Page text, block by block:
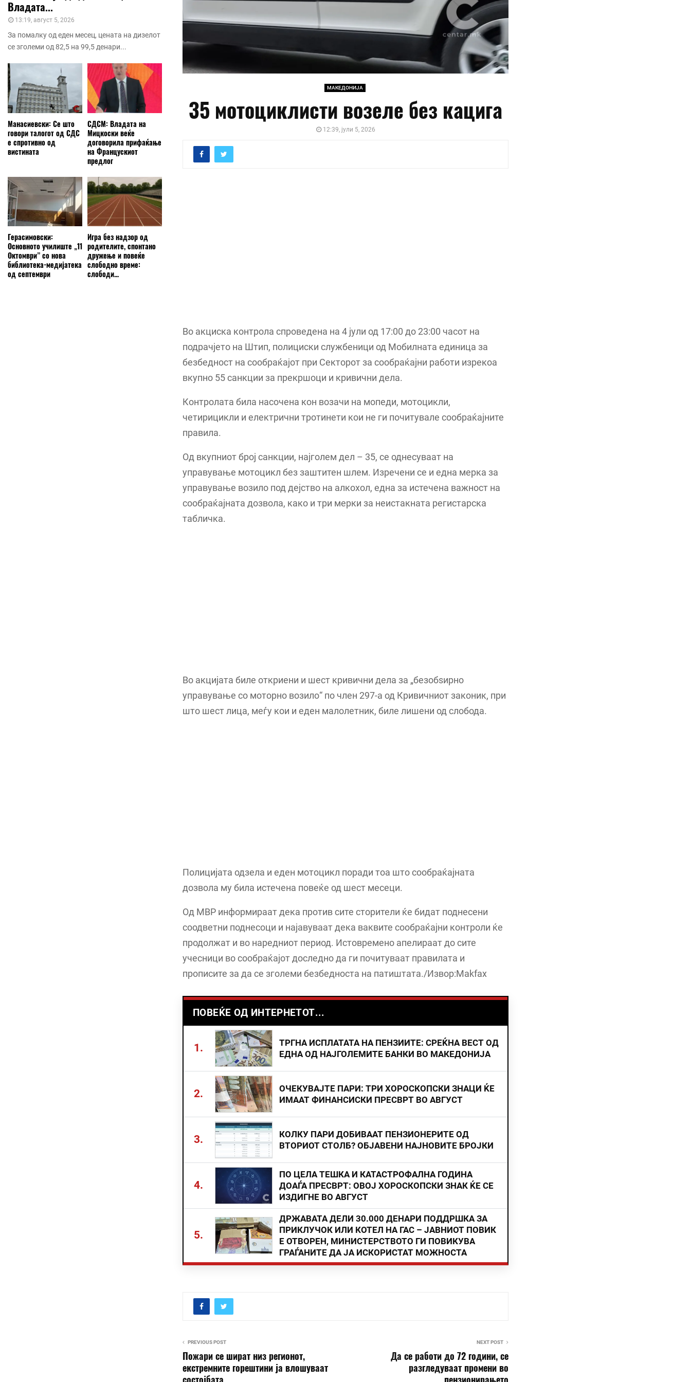
МАКЕДОНИЈА
35 мотоциклисти возеле без кацига
12:39, јули 5, 2026
Во акциска контрола спроведена на 4 јули од 17:00 до 23:00 часот на
подрачјето на Штип, полициски службеници од Мобилната единица за
безбедност на сообраќајот при Секторот за сообраќајни работи изрекоа
вкупно 55 санкции за прекршоци и кривични дела.
Контролата била насочена кон возачи на мопеди, мотоцикли,
четирицикли и електрични тротинети кои не ги почитувале сообраќајните
правила.
Од вкупниот број санкции, најголем дел – 35, се однесуваат на
управување мотоцикл без заштитен шлем. Изречени се и една мерка за
управување возило под дејство на алкохол, една за истечена важност на
сообраќајната дозвола, како и три мерки за неистакната регистарска
табличка.
Во акцијата биле откриени и шест кривични дела за „безобѕирно
управување со моторно возило“ по член 297-а од Кривичниот законик, при
што шест лица, меѓу кои и еден малолетник, биле лишени од слобода.
Полицијата одзела и еден мотоцикл поради тоа што сообраќајната
дозвола му била истечена повеќе од шест месеци.
Од МВР информираат дека против сите сторители ќе бидат поднесени
соодветни поднесоци и најавуваат дека ваквите сообраќајни контроли ќе
продолжат и во наредниот период. Истовремено апелираат до сите
учесници во сообраќајот доследно да ги почитуваат правилата и
прописите за да се зголеми безбедноста на патиштата./Извор:Makfax
ПОВЕЌЕ ОД ИНТЕРНЕТОТ...
1.
ТРГНА ИСПЛАТАТА НА ПЕНЗИИТЕ: СРЕЌНА ВЕСТ ОД
ЕДНА ОД НАЈГОЛЕМИТЕ БАНКИ ВО МАКЕДОНИЈА
2.
ОЧЕКУВАЈТЕ ПАРИ: ТРИ ХОРОСКОПСКИ ЗНАЦИ ЌЕ
ИМААТ ФИНАНСИСКИ ПРЕСВРТ ВО АВГУСТ
3.
КОЛКУ ПАРИ ДОБИВААТ ПЕНЗИОНЕРИТЕ ОД
ВТОРИОТ СТОЛБ? ОБЈАВЕНИ НАЈНОВИТЕ БРОЈКИ
4.
ПО ЦЕЛА ТЕШКА И КАТАСТРОФАЛНА ГОДИНА
ДОАЃА ПРЕСВРТ: ОВОЈ ХОРОСКОПСКИ ЗНАК ЌЕ СЕ
ИЗДИГНЕ ВО АВГУСТ
5.
ДРЖАВАТА ДЕЛИ 30.000 ДЕНАРИ ПОДДРШКА ЗА
ПРИКЛУЧОК ИЛИ КОТЕЛ НА ГАС – ЈАВНИОТ ПОВИК
Е ОТВОРЕН, МИНИСТЕРСТВОТО ГИ ПОВИКУВА
ГРАЃАНИТЕ ДА ЈА ИСКОРИСТАТ МОЖНОСТА
PREVIOUS POST
Пожари се шират низ регионот,
екстремните горештини ја влошуваат
состојбата
NEXT POST
Да се работи до 72 години, се
разгледуваат промени во
пензионирањето
Владата...
13:19, август 5, 2026
За помалку од еден месец, цената на дизелот
се зголеми од 82,5 на 99,5 денари...
Манасиевски: Се што
говори талогот од СДС
е спротивно од
вистината
СДСМ: Владата на
Мицкоски веќе
договорила прифаќање
на Францускиот
предлог
Герасимовски:
Основното училиште „11
Октомври” со нова
библиотека-медијатека
од септември
Игра без надзор од
родителите, спонтано
дружење и повеќе
слободно време:
слободи...